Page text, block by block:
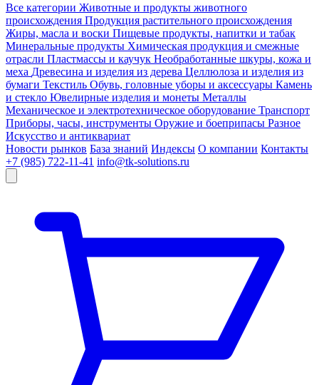
Все категории Животные и продукты животного
происхождения Продукция растительного происхождения
Жиры, масла и воски Пищевые продукты, напитки и табак
Минеральные продукты Химическая продукция и смежные
отрасли Пластмассы и каучук Необработанные шкуры, кожа и
меха Древесина и изделия из дерева Целлюлоза и изделия из
бумаги Текстиль Обувь, головные уборы и аксессуары Камень
и стекло Ювелирные изделия и монеты Металлы
Механическое и электротехническое оборудование Транспорт
Приборы, часы, инструменты Оружие и боеприпасы Разное
Искусство и антиквариат
Новости рынков База знаний Индексы О компании Контакты
+7 (985) 722-11-41 info@tk-solutions.ru